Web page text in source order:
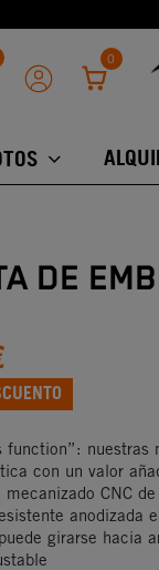
0
DE
function”: nuestras
con un valor
mecanizado CNC
anodizada
girarse hacia